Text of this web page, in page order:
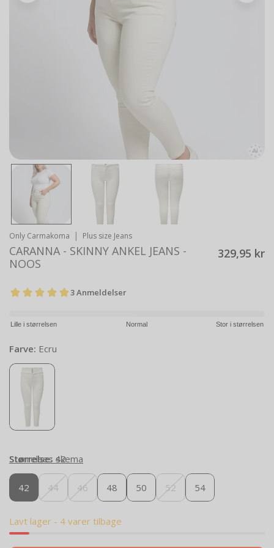
Åbn medie i gallerivisning
Only Carmakoma | Plus size Jeans
CARANNA - SKINNY ANKEL JEANS -
NOOS
329,95 kr
Lille i størrelsen Normal Stor i størrelsen
Farve: Ecru
Størrelse: 42
42 44 46 48 50 52 54
Størrelses skema
Lavt lager - 4 varer tilbage